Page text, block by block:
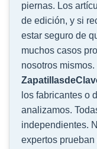
piernas. Los
de edición, y si
estar seguro de
muchos casos
nosotros mismos.
los fabricantes o
analizamos.
independientes.
expertos